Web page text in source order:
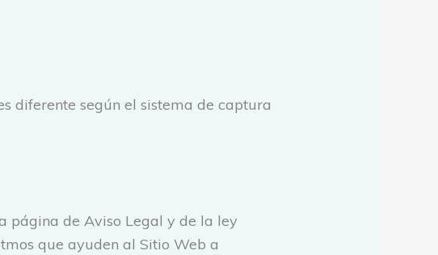
diferente según el sistema de captura
página de Aviso Legal y de la ley
que ayuden al Sitio Web a